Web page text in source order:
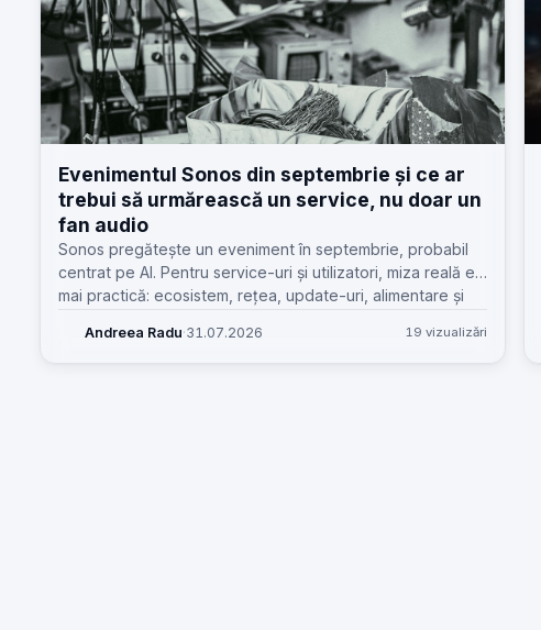
Evenimentul Sonos din septembrie și ce ar
trebui să urmărească un service, nu doar un
fan audio
Sonos pregătește un eveniment în septembrie, probabil
centrat pe AI. Pentru service-uri și utilizatori, miza reală e
mai practică: ecosistem, rețea, update-uri, alimentare și
Andreea Radu·31.07.2026 19 vizualizări